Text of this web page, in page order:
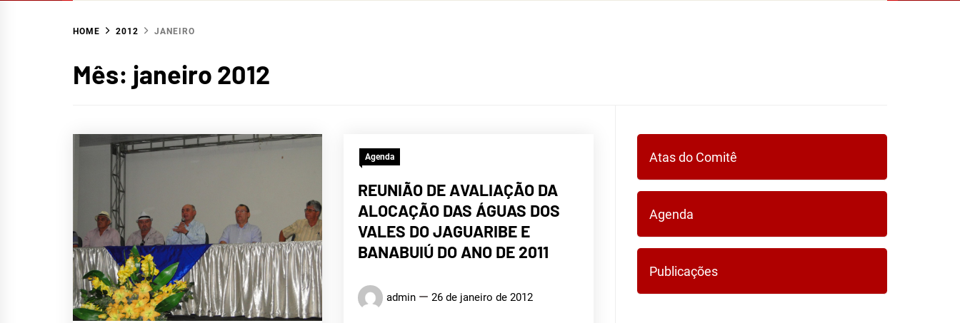
HOME 2012 JANEIRO
Mês: janeiro 2012
Agenda
REUNIÃO DE AVALIAÇÃO DA
ALOCAÇÃO DAS ÁGUAS DOS
VALES DO JAGUARIBE E
BANABUIÚ DO ANO DE 2011
admin 26 de janeiro de 2012
Atas do Comitê
Agenda
Publicações